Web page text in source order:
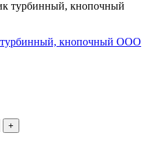
кнопочный ООО
+